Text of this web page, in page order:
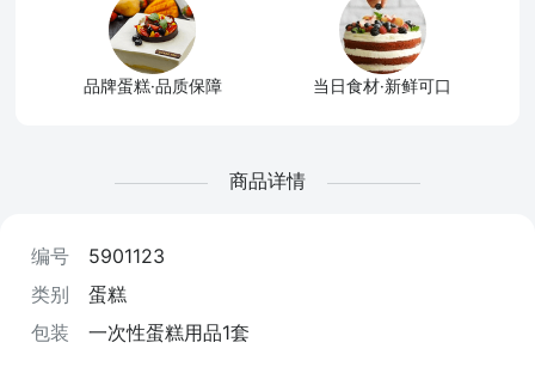
品牌蛋糕·品质保障 当日食材·新鲜可口
商品详情
编号
5901123
类别
蛋糕
包装
一次性蛋糕用品1套